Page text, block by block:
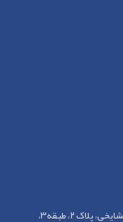
محمودیه، خیابان جوانان، خیابان جمشید مشایخی، پلاک ۲، طبقه۳،